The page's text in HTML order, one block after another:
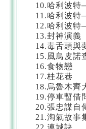
10.哈利波特
11.哈利波特
12.哈利波特
13.封神演義
14.毒舌頭與
15.風鳥皮諾
16.食物戀
17.桂花巷
18.烏魯木齊
19.停車暫借
20.張忠謀自
21.淘氣故事
22.連城訣